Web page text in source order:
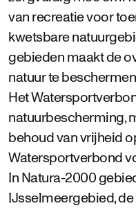
van recreatie voor
kwetsbare
gebieden maakt de
natuur te
Het
natuurbescherming,
behoud van vrijheid
Watersportverbond
In Natura-2000
IJsselmeergebied,